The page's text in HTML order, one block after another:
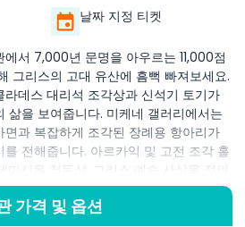
날짜 지정 티켓
서 7,000년 문명을 아우르는 11,000점
그리스의 고대 유산에 흠뻑 빠져보세요.
데스 대리석 조각상과 신석기 토기가
삶을 보여줍니다. 미케네 갤러리에서는
과 복잡하게 조각된 장례용 항아리가
전해줍니다. 아르카익 및 고전 조각 홀
시온 청동상, 그리스 예술 사상을 정의
상할 수 있습니다. 헬레니즘 및 로마 컬
오래된 아날로그 컴퓨터인 안티키테라 메
가격 및 옵션